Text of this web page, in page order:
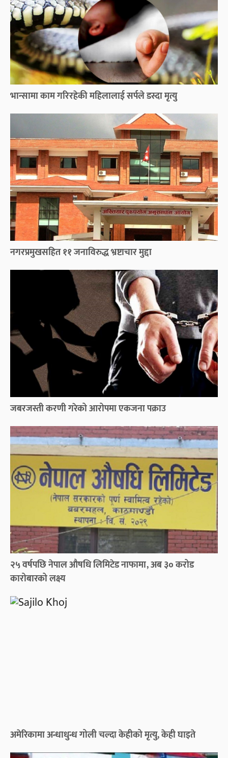
भान्सामा काम गरिरहेकी महिलालाई सर्पले डस्दा मृत्यु
नगरप्रमुखसहित ११ जनाविरुद्ध भ्रष्टाचार मुद्दा
जबरजस्ती करणी गरेको आरोपमा एकजना पक्राउ
२५ वर्षपछि नेपाल औषधि लिमिटेड नाफामा, अब ३० करोड
कारोबारको लक्ष्य
अमेरिकामा अन्धाधुन्ध गोली चल्दा केहीको मृत्यु, केही घाइते